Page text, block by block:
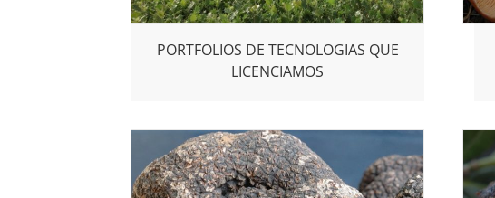
PORTFOLIOS DE TECNOLOGIAS QUE
LICENCIAMOS